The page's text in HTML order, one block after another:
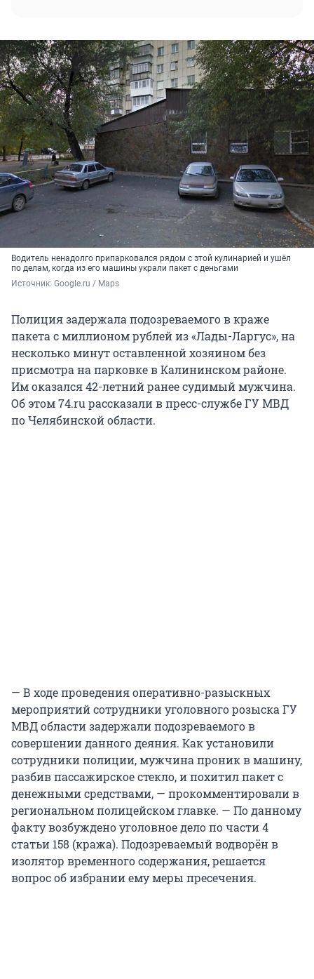
Водитель ненадолго припарковался рядом с этой кулинарией и ушёл
по делам, когда из его машины украли пакет с деньгами
Источник: Google.ru / Maps
Полиция задержала подозреваемого в краже
пакета с миллионом рублей из «Лады-Ларгус», на
несколько минут оставленной хозяином без
присмотра на парковке в Калининском районе.
Им оказался 42-летний ранее судимый мужчина.
Об этом 74.ru рассказали в пресс-службе ГУ МВД
по Челябинской области.
— В ходе проведения оперативно-разыскных
мероприятий сотрудники уголовного розыска ГУ
МВД области задержали подозреваемого в
совершении данного деяния. Как установили
сотрудники полиции, мужчина проник в машину,
разбив пассажирское стекло, и похитил пакет с
денежными средствами, — прокомментировали в
региональном полицейском главке. — По данному
факту возбуждено уголовное дело по части 4
статьи 158 (кража). Подозреваемый водворён в
изолятор временного содержания, решается
вопрос об избрании ему меры пресечения.